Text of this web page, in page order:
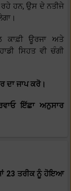
ਰਹੇ ਹਨ, ਉਸ ਦੇ ਨਤੀਜੇ
ਕਾਫ਼ੀ ਊਰਜਾ ਅਤੇ
ਸਿਹਤ ਵੀ ਚੰਗੀ
ਦਾ ਜਾਪ ਕਰੋ।
ਇੱਛਾ ਅਨੁਸਾਰ
23 ਤਰੀਕ ਨੂੰ ਹੋਇਆ